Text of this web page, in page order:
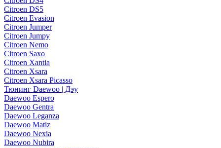
Citroen DS5
Citroen Evasion
Citroen Jumper
Citroen Jumpy
Citroen Nemo
Citroen Saxo
Citroen Xantia
Citroen Xsara
Citroen Xsara Picasso
Тюнинг Daewoo | Дэу
Daewoo Espero
Daewoo Gentra
Daewoo Leganza
Daewoo Matiz
Daewoo Nexia
Daewoo Nubira